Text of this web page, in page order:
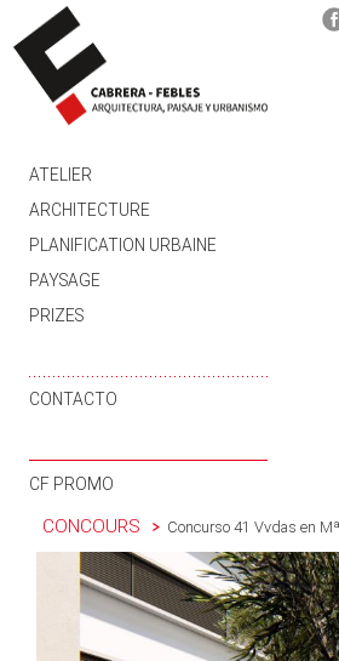
SKIP TO CONTENT
ATELIER
ARCHITECTURE
PLANIFICATION URBAINE
PAYSAGE
PRIZES
CONTACTO
CF PROMO
CONCOURS Concurso 41 Vvdas en